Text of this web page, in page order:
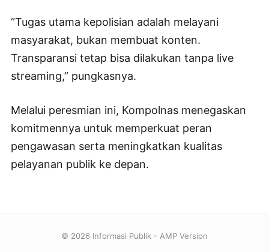
“Tugas utama kepolisian adalah melayani
masyarakat, bukan membuat konten.
Transparansi tetap bisa dilakukan tanpa live
streaming,” pungkasnya.
Melalui peresmian ini, Kompolnas menegaskan
komitmennya untuk memperkuat peran
pengawasan serta meningkatkan kualitas
pelayanan publik ke depan.
© 2026 Informasi Publik - AMP Version